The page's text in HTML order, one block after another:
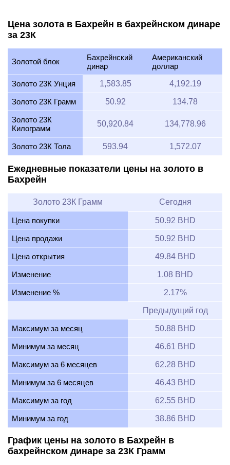
Цена золота в Бахрейн в бахрейнском динаре
за 23К
Золотой блок
Бахрейнский
динар
Американский
доллар
Золото 23К Унция
1,583.85 4,192.19
Золото 23К Грамм 50.92 134.78
Золото 23К
Килограмм
50,920.84 134,778.96
Золото 23К Тола 593.94 1,572.07
Ежедневные показатели цены на золото в
Бахрейн
Золото 23К Грамм Сегодня
Цена покупки 50.92 BHD
Цена продажи 50.92 BHD
Цена открытия 49.84 BHD
Изменение 1.08 BHD
Изменение % 2.17%
Предыдущий год
Максимум за месяц 50.88 BHD
Минимум за месяц 46.61 BHD
Максимум за 6 месяцев 62.28 BHD
Минимум за 6 месяцев 46.43 BHD
Максимум за год 62.55 BHD
Минимум за год 38.86 BHD
График цены на золото в Бахрейн в
бахрейнском динаре за 23К Грамм